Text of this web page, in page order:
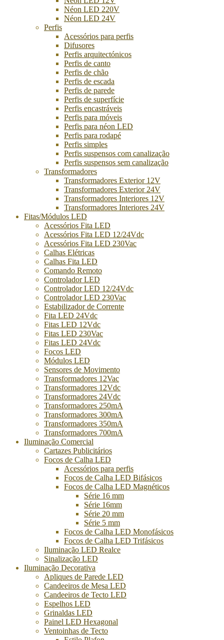
Néon LED 220V
Néon LED 24V
Perfis
Acessórios para perfis
Difusores
Perfis arquitectónicos
Perfis de canto
Perfis de chão
Perfis de escada
Perfis de parede
Perfis de superfície
Perfis encastráveis
Perfis para móveis
Perfis para néon LED
Perfis para rodapé
Perfis simples
Perfis suspensos com canalização
Perfis suspensos sem canalização
Transformadores
Transformadores Exterior 12V
Transformadores Exterior 24V
Transformadores Interiores 12V
Transformadores Interiores 24V
Fitas/Módulos LED
Acessórios Fita LED
Acessórios Fita LED 12/24Vdc
Acessórios Fita LED 230Vac
Calhas Elétricas
Calhas Fita LED
Comando Remoto
Controlador LED
Controlador LED 12/24Vdc
Controlador LED 230Vac
Estabilizador de Corrente
Fita LED 24Vdc
Fitas LED 12Vdc
Fitas LED 230Vac
Fitas LED 24Vdc
Focos LED
Módulos LED
Sensores de Movimento
Transformadores 12Vac
Transformadores 12Vdc
Transformadores 24Vdc
Transformadores 250mA
Transformadores 300mA
Transformadores 350mA
Transformadores 700mA
Iluminação Comercial
Cartazes Publicitários
Focos de Calha LED
Acessórios para perfis
Focos de Calha LED Bifásicos
Focos de Calha LED Magnéticos
Série 16 mm
Série 16mm
Série 20 mm
Série 5 mm
Focos de Calha LED Monofásicos
Focos de Calha LED Trifásicos
Iluminação LED Realce
Sinalização LED
Iluminação Decorativa
Apliques de Parede LED
Candeeiros de Mesa LED
Candeeiros de Tecto LED
Espelhos LED
Grinaldas LED
Painel LED Hexagonal
Ventoinhas de Tecto